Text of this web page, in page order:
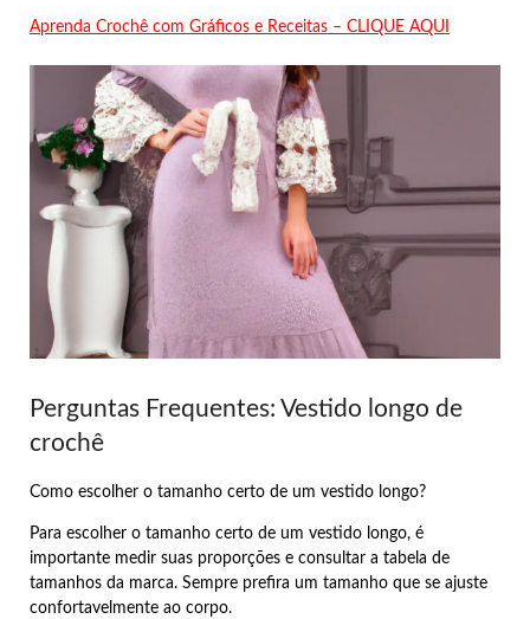
Aprenda Crochê com Gráficos e Receitas – CLIQUE AQUI
Perguntas Frequentes: Vestido longo de
crochê
Como escolher o tamanho certo de um vestido longo?
Para escolher o tamanho certo de um vestido longo, é
importante medir suas proporções e consultar a tabela de
tamanhos da marca. Sempre prefira um tamanho que se ajuste
confortavelmente ao corpo.